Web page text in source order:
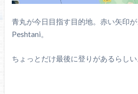
青丸が今日目指す目的地。赤い矢印
Peshtani。
ちょっとだけ最後に登りがあるらしい